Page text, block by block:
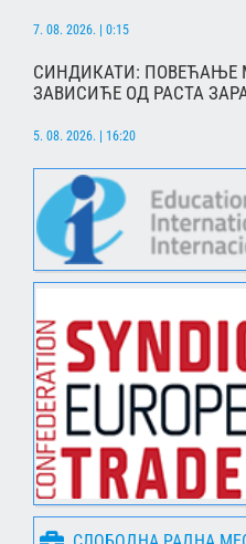
7. 08. 2026. | 0:15
СИНДИКАТИ: ПОВЕЋАЊЕ
ЗАВИСИЋЕ ОД РАСТА
5. 08. 2026. | 16:20